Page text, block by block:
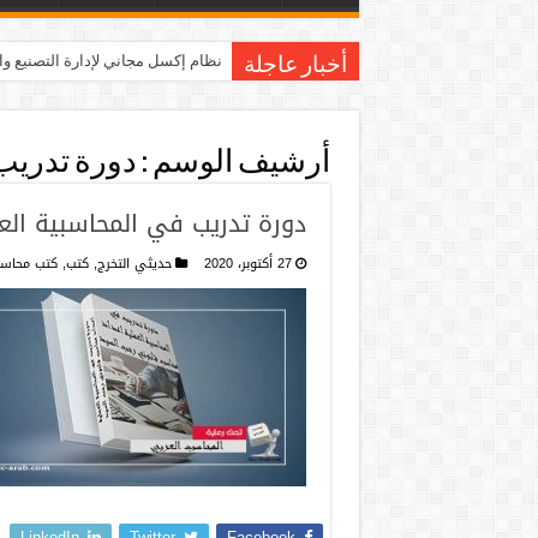
أخبار عاجلة نظام إكسل مجاني لإدارة التصنيع
أرشيف الوسم : دورة
دورة تدريب في المحاسبية
27 أكتوبر، 2020 حديثي التخرج,كتب,كتب